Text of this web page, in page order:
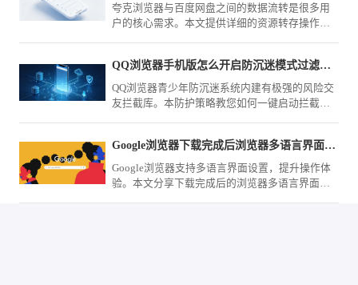
夸克浏览器与百度网盘之间的数据流转是很多用
户的核心需求。本文提供详细的资源转存操作指
百度网盘，解决跨平台资源管理难题。
QQ浏览器手机版怎么开启防沉迷模式过滤掉不良网恋网站
QQ浏览器青少年防沉迷系统内建有极强的风险交
友拦截库。本防护策略教您如何一键启动拦截策
Google浏览器下载完成后浏览器多语言界面设置技巧
Google浏览器支持多语言界面设置，提升操作体
验。本文分享下载完成后的浏览器多语言界面设